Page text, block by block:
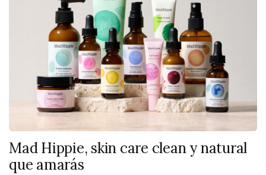
Mad Hippie, skin care clean y natural
que amarás